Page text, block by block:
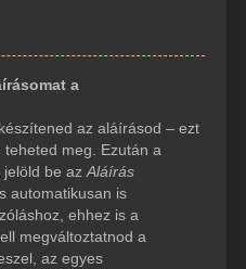
a
az aláírásod – ezt
meg. Ezután a
be az Aláírás
automatikusan is
ehhez is a
megváltoztatnod a
az egyes